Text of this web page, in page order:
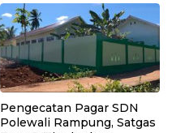
Pengecatan Pagar SDN
Polewali Rampung, Satgas